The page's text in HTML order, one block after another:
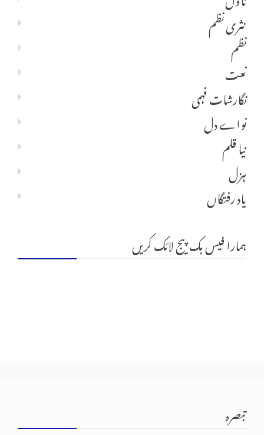
نثری نظم
نظم
نعت
نگارشات فہمی
نواے دل
نیا قلم
ہزل
یاد رفتگاں
ہمارا فیس بک پیج لائک کریں
تبصرہ